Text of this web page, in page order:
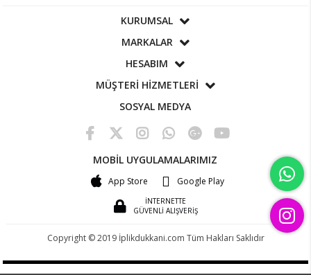
KURUMSAL
MARKALAR
HESABIM
MÜŞTERİ HİZMETLERİ
SOSYAL MEDYA
MOBİL UYGULAMALARIMIZ
App Store Google Play
İNTERNETTE
GÜVENLİ ALIŞVERİŞ
Copyright © 2019 İplikdukkani.com Tüm Hakları Saklıdır